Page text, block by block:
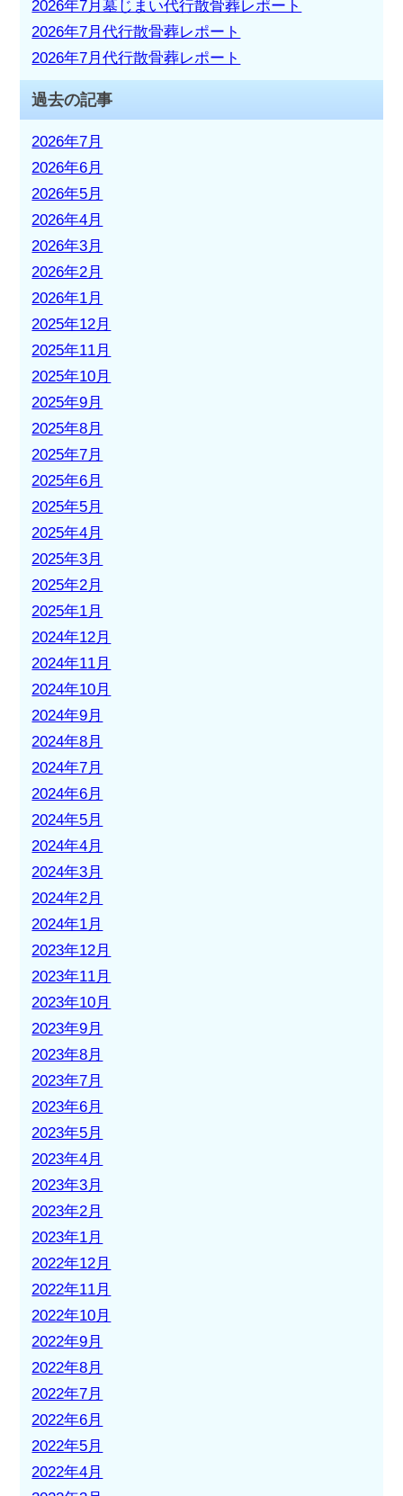
2026年7月墓じまい代行散骨葬レポート
2026年7月代行散骨葬レポート
2026年7月代行散骨葬レポート
過去の記事
2026年7月
2026年6月
2026年5月
2026年4月
2026年3月
2026年2月
2026年1月
2025年12月
2025年11月
2025年10月
2025年9月
2025年8月
2025年7月
2025年6月
2025年5月
2025年4月
2025年3月
2025年2月
2025年1月
2024年12月
2024年11月
2024年10月
2024年9月
2024年8月
2024年7月
2024年6月
2024年5月
2024年4月
2024年3月
2024年2月
2024年1月
2023年12月
2023年11月
2023年10月
2023年9月
2023年8月
2023年7月
2023年6月
2023年5月
2023年4月
2023年3月
2023年2月
2023年1月
2022年12月
2022年11月
2022年10月
2022年9月
2022年8月
2022年7月
2022年6月
2022年5月
2022年4月